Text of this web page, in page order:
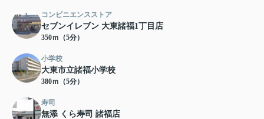
コンビニエンスストア
セブンイレブン 大東諸福1丁目店
350ｍ（5分）
小学校
大東市立諸福小学校
380ｍ（5分）
寿司
無添 くら寿司 諸福店